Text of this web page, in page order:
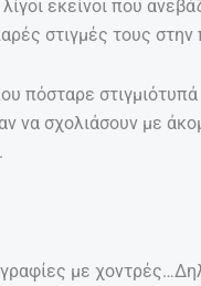
εκείνοι που
στιγμές τους στην
πόσταρε
να σχολιάσουν με
με